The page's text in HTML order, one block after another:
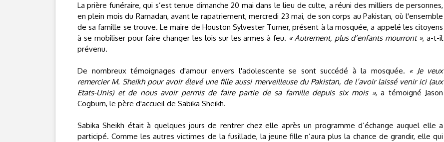
La prière funéraire, qui s’est tenue dimanche 20 mai dans le lieu de culte, a réuni des milliers de personnes,
en plein mois du Ramadan, avant le rapatriement, mercredi 23 mai, de son corps au Pakistan, où l'ensemble
de sa famille se trouve. Le maire de Houston Sylvester Turner, présent à la mosquée, a appelé les citoyens
à se mobiliser pour faire changer les lois sur les armes à feu. « Autrement, plus d’enfants mourront », a-t-il
prévenu.
De nombreux témoignages d'amour envers l'adolescente se sont succédé à la mosquée. « Je veux
remercier M. Sheikh pour avoir élevé une fille aussi merveilleuse du Pakistan, de l’avoir laissé venir ici (aux
Etats-Unis) et de nous avoir permis de faire partie de sa famille depuis six mois », a témoigné Jason
Cogburn, le père d'accueil de Sabika Sheikh.
Sabika Sheikh était à quelques jours de rentrer chez elle après un programme d’échange auquel elle a
participé. Comme les autres victimes de la fusillade, la jeune fille n’aura plus la chance de grandir, elle qui